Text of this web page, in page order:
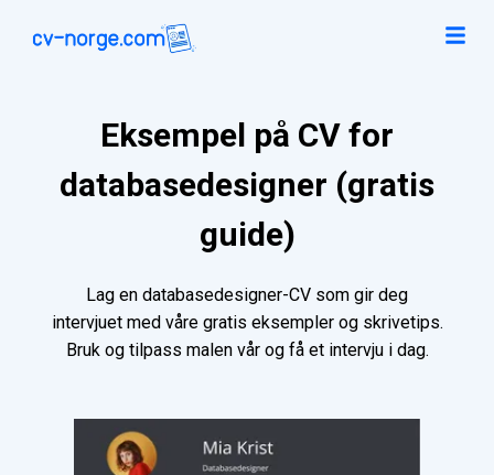
Eksempel på CV for
databasedesigner (gratis
guide)
Lag en databasedesigner-CV som gir deg
intervjuet med våre gratis eksempler og skrivetips.
Bruk og tilpass malen vår og få et intervju i dag.